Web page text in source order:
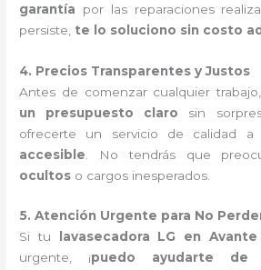
garantía por las reparaciones
persiste, te lo soluciono sin costo
4. Precios Transparentes y Justos
Antes de comenzar cualquier trabajo,
un presupuesto claro sin
ofrecerte un servicio de calidad
accesible . No tendrás que
ocultos o cargos inesperados.
5. Atención Urgente para No
Si tu
lavasecadora LG en Avante
urgente, ¡puedo ayudarte de